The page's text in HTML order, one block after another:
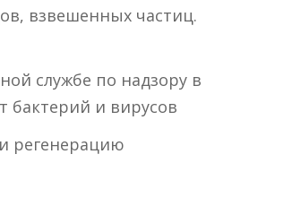
взвешенных частиц.
службе по надзору в
бактерий и вирусов
регенерацию